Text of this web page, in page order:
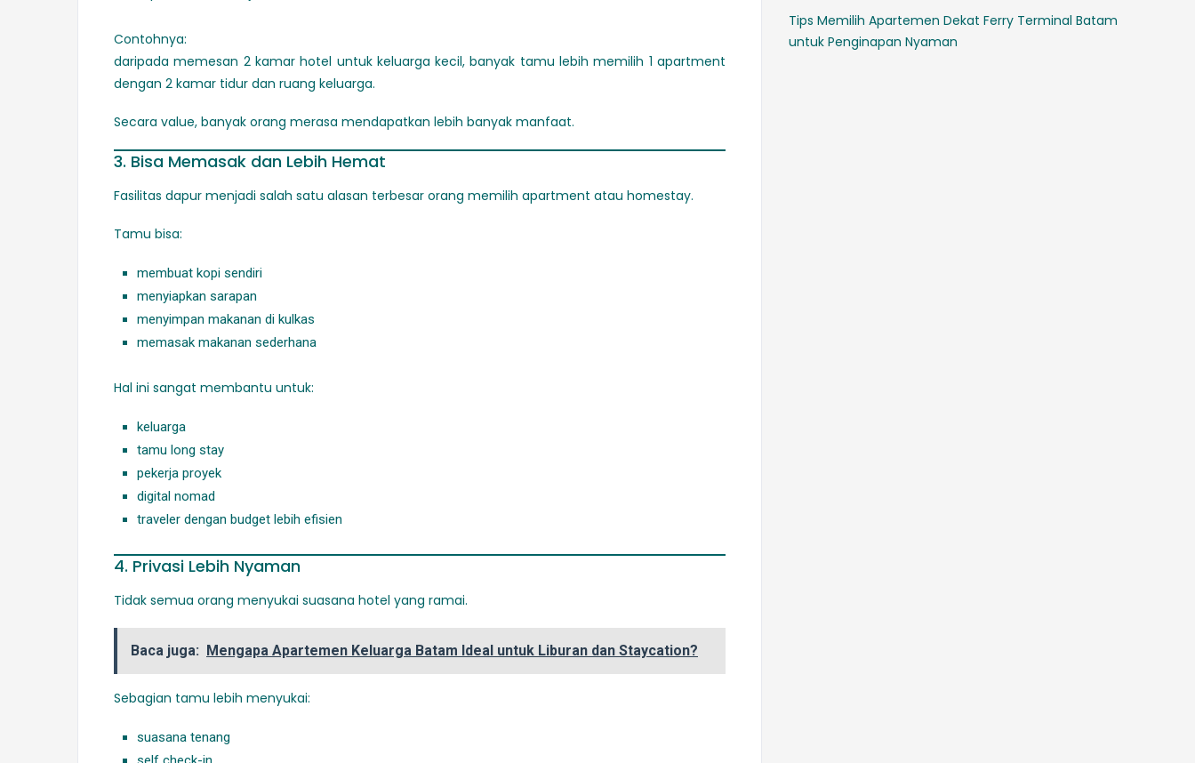
Contohnya:
daripada memesan 2 kamar hotel untuk keluarga kecil, banyak tamu lebih memilih 1 apartment
dengan 2 kamar tidur dan ruang keluarga.
Secara value, banyak orang merasa mendapatkan lebih banyak manfaat.
3. Bisa Memasak dan Lebih Hemat
Fasilitas dapur menjadi salah satu alasan terbesar orang memilih apartment atau homestay.
Tamu bisa:
membuat kopi sendiri
menyiapkan sarapan
menyimpan makanan di kulkas
memasak makanan sederhana
Hal ini sangat membantu untuk:
keluarga
tamu long stay
pekerja proyek
digital nomad
traveler dengan budget lebih efisien
4. Privasi Lebih Nyaman
Tidak semua orang menyukai suasana hotel yang ramai.
Baca juga: Mengapa Apartemen Keluarga Batam Ideal untuk Liburan dan Staycation?
Sebagian tamu lebih menyukai:
suasana tenang
Tips Memilih Apartemen Dekat Ferry Terminal Batam
untuk Penginapan Nyaman